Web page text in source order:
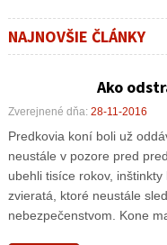
NAJNOVŠIE ČLÁNKY
Ako
Zverejnené dňa: 28-11-2016
Predkovia koní boli už
neustále v pozore pred
ubehli tisíce rokov,
zvieratá, ktoré neustále
nebezpečenstvom. Kone